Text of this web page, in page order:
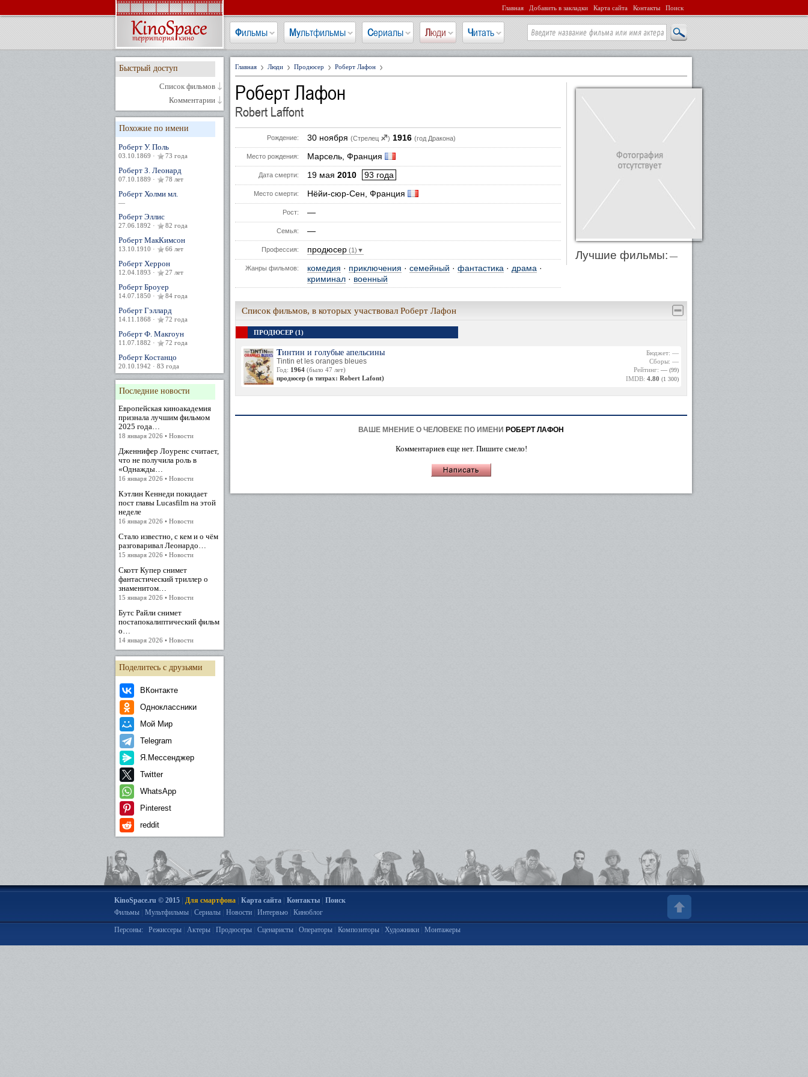
Главная Добавить в закладки Карта сайта Контакты Поиск
Фильмы Мультфильмы Сериалы Люди Читать
Быстрый доступ
Список фильмов
Комментарии
Похожие по имени
Роберт У. Поль
03.10.1869 · 73 года
Роберт З. Леонард
07.10.1889 · 78 лет
Роберт Холми мл.
—
Роберт Эллис
27.06.1892 · 82 года
Роберт МакКимсон
13.10.1910 · 66 лет
Роберт Херрон
12.04.1893 · 27 лет
Роберт Броуер
14.07.1850 · 84 года
Роберт Гэллард
14.11.1868 · 72 года
Роберт Ф. Макгоун
11.07.1882 · 72 года
Роберт Костанцо
20.10.1942 · 83 года
Последние новости
Европейская киноакадемия
признала лучшим фильмом
2025 года…
18 января 2026 • Новости
Дженнифер Лоуренс считает,
что не получила роль в
«Однажды…
16 января 2026 • Новости
Кэтлин Кеннеди покидает
пост главы Lucasfilm на этой
неделе
16 января 2026 • Новости
Стало известно, с кем и о чём
разговаривал Леонардо…
15 января 2026 • Новости
Скотт Купер снимет
фантастический триллер о
знаменитом…
15 января 2026 • Новости
Бутс Райли снимет
постапокалиптический фильм
о…
14 января 2026 • Новости
Поделитесь с друзьями
ВКонтакте
Одноклассники
Мой Мир
Telegram
Я.Мессенджер
Twitter
WhatsApp
Pinterest
reddit
Главная Люди Продюсер Роберт Лафон
Роберт Лафон
Robert Laffont
Рождение: 30 ноября (Стрелец ♐) 1916 (год Дракона)
Место рождения: Марсель, Франция
Дата смерти: 19 мая 2010 93 года
Место смерти: Нёйи-сюр-Сен, Франция
Рост: —
Семья: —
Профессия: продюсер (1)▼
Жанры фильмов: комедия · приключения · семейный · фантастика · драма ·
криминал · военный
Лучшие фильмы: —
Список фильмов, в которых участвовал Роберт Лафон
ПРОДЮСЕР (1)
Тинтин и голубые апельсины
Tintin et les oranges bleues
Год: 1964 (было 47 лет)
продюсер (в титрах: Robert Lafont)
Бюджет: —
Сборы: —
Рейтинг: — (99)
IMDB: 4.80 (1 300)
ВАШЕ МНЕНИЕ О ЧЕЛОВЕКЕ ПО ИМЕНИ РОБЕРТ ЛАФОН
Комментариев еще нет. Пишите смело!
KinoSpace.ru © 2015| Для смартфона| Карта сайта| Контакты| Поиск
Фильмы| Мультфильмы| Сериалы| Новости| Интервью| Киноблог
Персоны: Режиссеры| Актеры| Продюсеры| Сценаристы| Операторы| Композиторы| Художники| Монтажеры